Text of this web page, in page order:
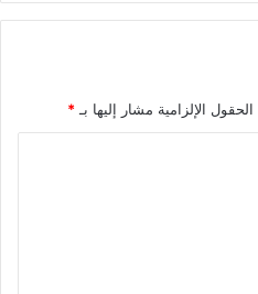
الحقول الإلزامية مشار إليها بـ*